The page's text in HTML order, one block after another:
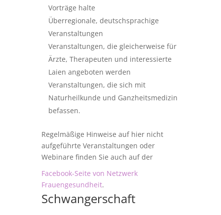
Vorträge halte
Überregionale, deutschsprachige
Veranstaltungen
Veranstaltungen, die gleicherweise für
Ärzte, Therapeuten und interessierte
Laien angeboten werden
Veranstaltungen, die sich mit
Naturheilkunde und Ganzheitsmedizin
befassen.
Regelmäßige Hinweise auf hier nicht
aufgeführte Veranstaltungen oder
Webinare finden Sie auch auf der
Facebook-Seite von Netzwerk
Frauengesundheit.
Schwangerschaft